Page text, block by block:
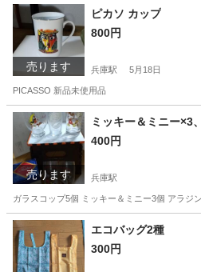
兵庫 神戸市 多賀大社前駅
売ります
ピカソ カップ
800円
兵庫駅 5月18日
PICASSO 新品未使用品
兵庫 神戸市 兵庫駅
売ります
400円
兵庫駅
ガラスコップ5個 ミッキー＆ミニー3個 アラジ
兵庫 神戸市 兵庫駅 食器
エコバッグ2種
300円